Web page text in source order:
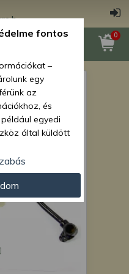
0
ös
közötti)
fontos
–
egy
az
és
egyedi
által küldött
és
és
adatok
mi és a
geolokációs